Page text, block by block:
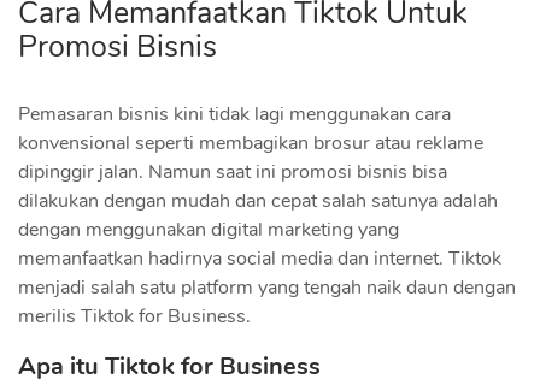
Cara Memanfaatkan Tiktok Untuk
Promosi Bisnis
Pemasaran bisnis kini tidak lagi menggunakan cara
konvensional seperti membagikan brosur atau reklame
dipinggir jalan. Namun saat ini promosi bisnis bisa
dilakukan dengan mudah dan cepat salah satunya adalah
dengan menggunakan digital marketing yang
memanfaatkan hadirnya social media dan internet. Tiktok
menjadi salah satu platform yang tengah naik daun dengan
merilis Tiktok for Business.
Apa itu Tiktok for Business